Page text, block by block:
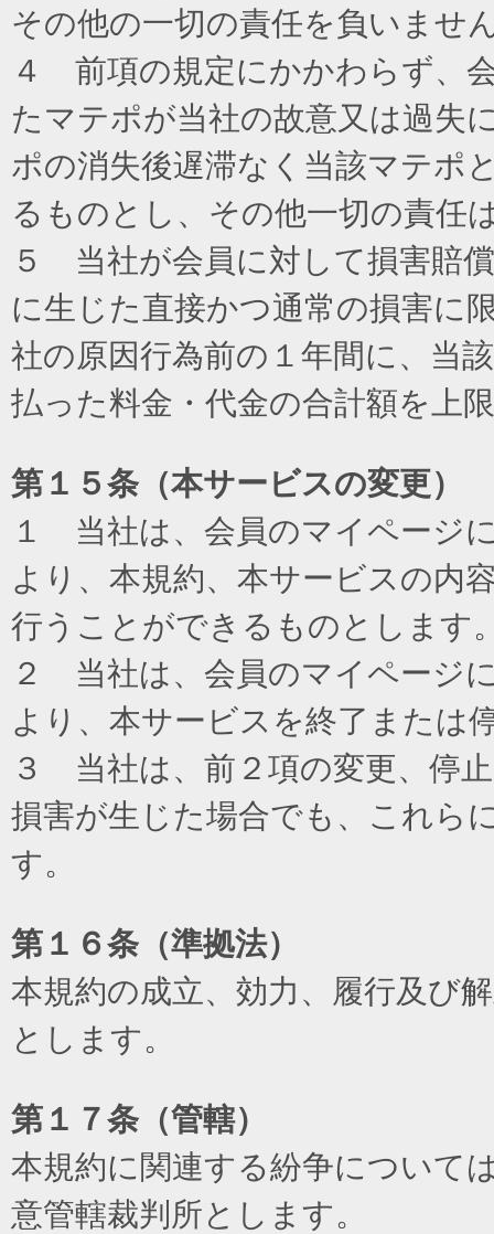
その他の一切の責任を負いませ
４ 前項の規定にかかわらず、
たマテポが当社の故意又は過失
ポの消失後遅滞なく当該マテポ
るものとし、その他一切の責任
５ 当社が会員に対して損害賠
に生じた直接かつ通常の損害に
社の原因行為前の１年間に、当
払った料金・代金の合計額を上
第１５条（本サービスの変更）
１ 当社は、会員のマイページ
より、本規約、本サービスの内
行うことができるものとします
２ 当社は、会員のマイページ
より、本サービスを終了または
３ 当社は、前２項の変更、停
損害が生じた場合でも、これら
す。
第１６条（準拠法）
本規約の成立、効力、履行及び
とします。
第１７条（管轄）
本規約に関連する紛争について
意管轄裁判所とします。